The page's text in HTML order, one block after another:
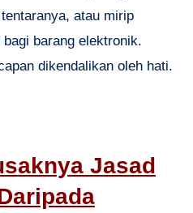
atau mirip
bagi barang elektronik.
dikendalikan oleh hati.
Jasad